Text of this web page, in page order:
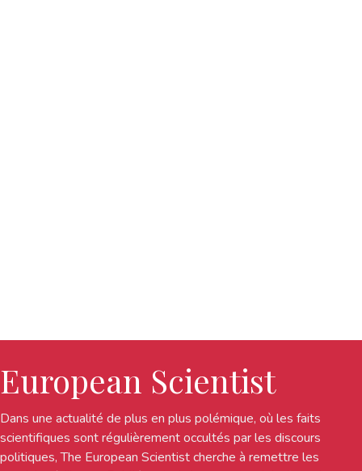
European Scientist
Dans une actualité de plus en plus polémique, où les faits
scientifiques sont régulièrement occultés par les discours
politiques, The European Scientist cherche à remettre les